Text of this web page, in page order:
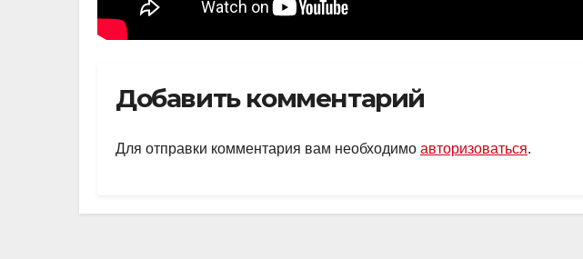
Добавить комментарий
Для отправки комментария вам необходимо авторизоваться.